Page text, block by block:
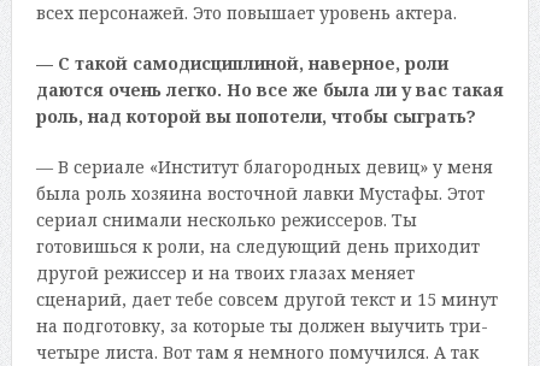
всех персонажей. Это повышает уровень актера.
— С такой самодисциплиной, наверное, роли
даются очень легко. Но все же была ли у вас такая
роль, над которой вы попотели, чтобы сыграть?
— В сериале «Институт благородных девиц» у меня
была роль хозяина восточной лавки Мустафы. Этот
сериал снимали несколько режиссеров. Ты
готовишься к роли, на следующий день приходит
другой режиссер и на твоих глазах меняет
сценарий, дает тебе совсем другой текст и 15 минут
на подготовку, за которые ты должен выучить три-
четыре листа. Вот там я немного помучился. А так